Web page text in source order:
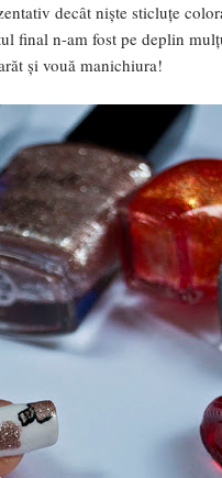
decât niște sticluțe
final n-am fost pe deplin
și vouă manichiura!